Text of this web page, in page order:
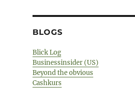
BLOGS
Blick Log
Businessinsider (US)
Beyond the obvious
Cashkurs